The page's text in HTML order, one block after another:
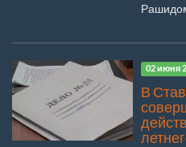
02 июня
В